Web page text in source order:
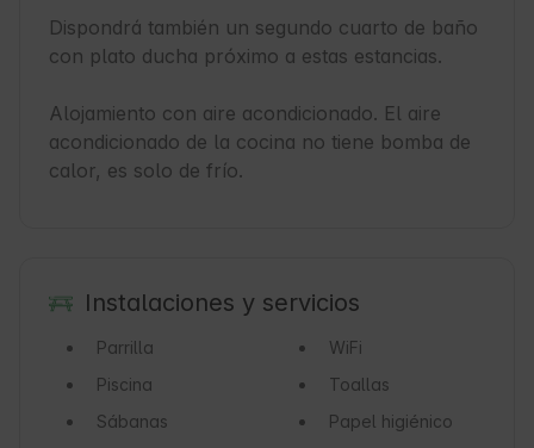
Dispondrá también un segundo cuarto de baño
con plato ducha próximo a estas estancias.
Alojamiento con aire acondicionado. El aire
acondicionado de la cocina no tiene bomba de
calor, es solo de frío.
Instalaciones y servicios
Parrilla
WiFi
Piscina
Toallas
Sábanas
Papel higiénico